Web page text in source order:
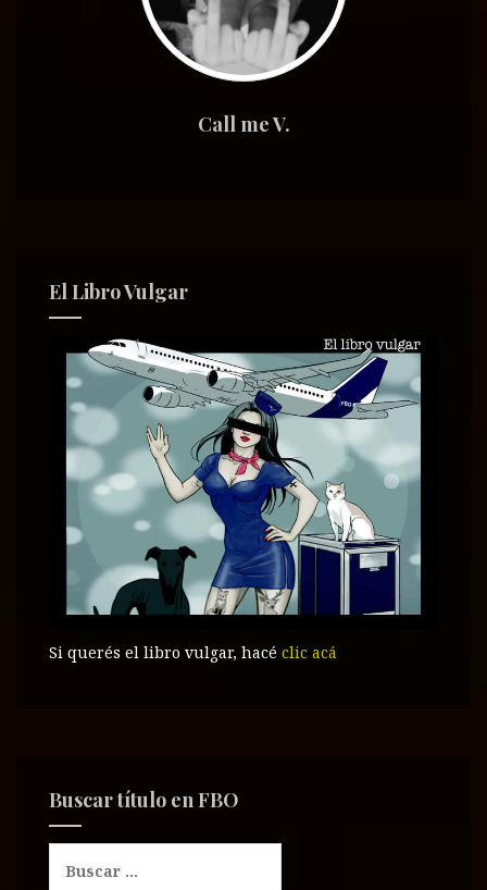
Call me V.
El Libro Vulgar
Si querés el libro vulgar, hacé clic acá
Buscar título en FBO